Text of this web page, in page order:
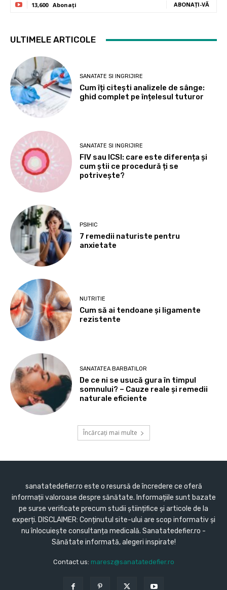
13,600 Abonați ABONAȚI-VĂ
ULTIMELE ARTICOLE
SANATATE SI INGRIJIRE
Cum îți citești analizele de sânge:
ghid complet pe înțelesul tuturor
SANATATE SI INGRIJIRE
FIV sau ICSI: care este diferența și
cum știi ce procedură ți se
potrivește?
PSIHIC
7 remedii naturiste pentru
anxietate
NUTRITIE
Cum să ai tendoane şi ligamente
rezistente
SANATATEA BARBATILOR
De ce ni se usucă gura în timpul
somnului? – Cauze reale și remedii
naturale eficiente
Încărcați mai multe
sanatatedefier.ro este o resursă de încredere ce oferă
informații valoroase despre sănătate. Informațiile sunt bazate
pe surse verificate precum studii științifice și articole de la
experți. DISCLAIMER: Conținutul site-ului are scop informativ și
nu înlocuiește consultanța medicală. Sanatatedefier.ro -
Sănătate informată, alegeri inspirate!
Contact us: maresz@sanatatedefier.ro